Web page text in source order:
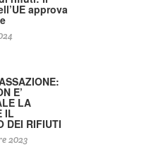
approva
E’
LA
IL
DEI RIFIUTI
2023